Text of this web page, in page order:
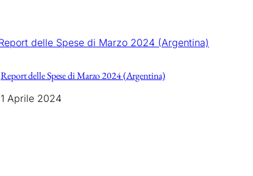
Report delle Spese di Marzo 2024 (Argentina)
1 Aprile 2024